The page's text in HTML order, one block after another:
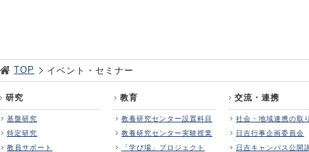
TOP イベント・セミナー
研究
基盤研究
特定研究
教員サポート
教育
教養研究センター設置科目
教養研究センター実験授業
「学び場」プロジェクト
交流・連携
社会・地域連携の取
日吉行事企画委員会
日吉キャンパス公開